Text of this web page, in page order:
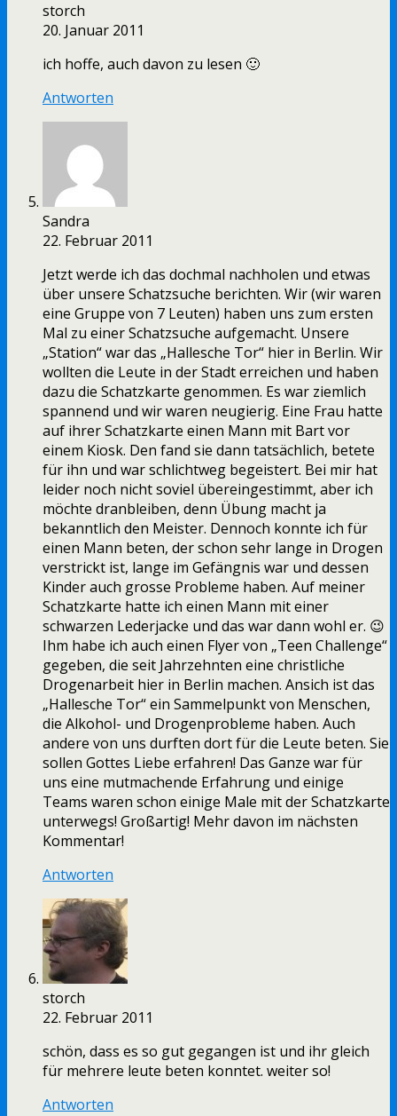
storch
20. Januar 2011
ich hoffe, auch davon zu lesen 🙂
Antworten
Sandra
22. Februar 2011
Jetzt werde ich das dochmal nachholen und etwas
über unsere Schatzsuche berichten. Wir (wir waren
eine Gruppe von 7 Leuten) haben uns zum ersten
Mal zu einer Schatzsuche aufgemacht. Unsere
„Station“ war das „Hallesche Tor“ hier in Berlin. Wir
wollten die Leute in der Stadt erreichen und haben
dazu die Schatzkarte genommen. Es war ziemlich
spannend und wir waren neugierig. Eine Frau hatte
auf ihrer Schatzkarte einen Mann mit Bart vor
einem Kiosk. Den fand sie dann tatsächlich, betete
für ihn und war schlichtweg begeistert. Bei mir hat
leider noch nicht soviel übereingestimmt, aber ich
möchte dranbleiben, denn Übung macht ja
bekanntlich den Meister. Dennoch konnte ich für
einen Mann beten, der schon sehr lange in Drogen
verstrickt ist, lange im Gefängnis war und dessen
Kinder auch grosse Probleme haben. Auf meiner
Schatzkarte hatte ich einen Mann mit einer
schwarzen Lederjacke und das war dann wohl er. 😉
Ihm habe ich auch einen Flyer von „Teen Challenge“
gegeben, die seit Jahrzehnten eine christliche
Drogenarbeit hier in Berlin machen. Ansich ist das
„Hallesche Tor“ ein Sammelpunkt von Menschen,
die Alkohol- und Drogenprobleme haben. Auch
andere von uns durften dort für die Leute beten. Sie
sollen Gottes Liebe erfahren! Das Ganze war für
uns eine mutmachende Erfahrung und einige
Teams waren schon einige Male mit der Schatzkarte
unterwegs! Großartig! Mehr davon im nächsten
Kommentar!
Antworten
storch
22. Februar 2011
schön, dass es so gut gegangen ist und ihr gleich
für mehrere leute beten konntet. weiter so!
Antworten